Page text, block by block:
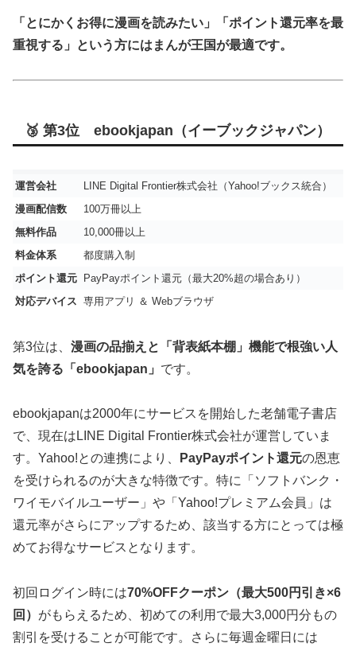
「とにかくお得に漫画を読みたい」「ポイント還元率を最
重視する」という方にはまんが王国が最適です。
🥉 第3位 ebookjapan（イーブックジャパン）
運営会社
LINE Digital Frontier株式会社（Yahoo!ブックス統合）
漫画配信数
100万冊以上
無料作品
10,000冊以上
料金体系
都度購入制
ポイント還元
PayPayポイント還元（最大20%超の場合あり）
対応デバイス 専用アプリ ＆ Webブラウザ
第3位は、 漫画の品揃えと「背表紙本棚」機能で根強い人
気を誇る「ebookjapan」 です。
ebookjapanは2000年にサービスを開始した老舗電子書店
で、現在はLINE Digital Frontier株式会社が運営していま
す。Yahoo!との連携により、
PayPayポイント還元の恩恵
を受けられるのが大きな特徴です。特に「ソフトバンク・
ワイモバイルユーザー」や「Yahoo!プレミアム会員」は
還元率がさらにアップするため、該当する方にとっては極
めてお得なサービスとなります。
初回ログイン時には70%OFFクーポン（最大500円引き×6
回） がもらえるため、初めての利用で最大3,000円分もの
割引を受けることが可能です。さらに毎週金曜日には